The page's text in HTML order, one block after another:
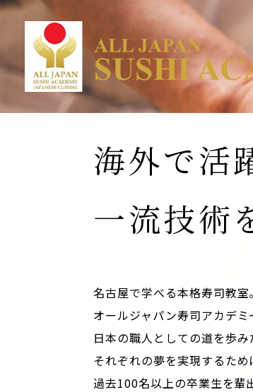
海外で活
一流技術
名古屋で学べる本格寿司教室。
オールジャパン寿司アカデ
日本の職人としての道を歩み
それぞれの夢を実現するた
過去100名以上の卒業生を輩